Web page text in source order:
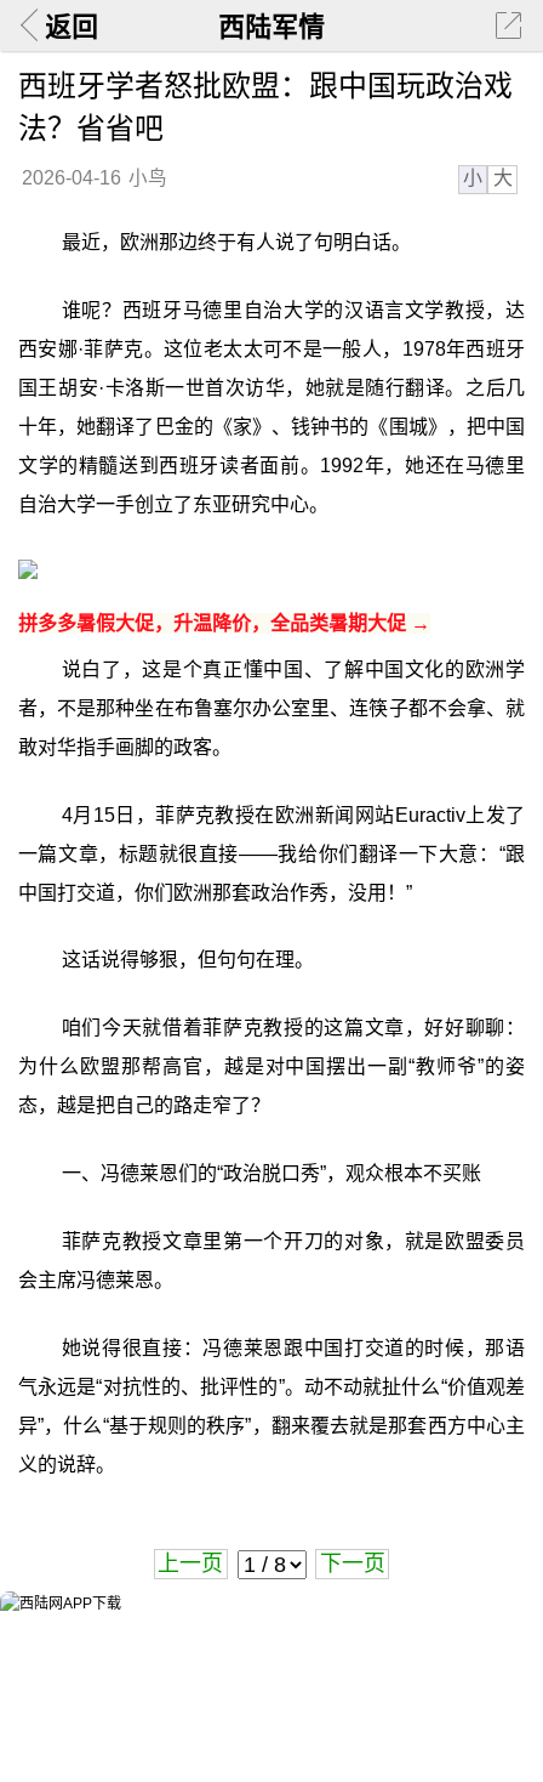
返回 西陆军情
西班牙学者怒批欧盟：跟中国玩政治戏
法？省省吧
2026-04-16 小鸟 小 大
最近，欧洲那边终于有人说了句明白话。
谁呢？西班牙马德里自治大学的汉语言文学教授，达
西安娜·菲萨克。这位老太太可不是一般人，1978年西班牙
国王胡安·卡洛斯一世首次访华，她就是随行翻译。之后几
十年，她翻译了巴金的《家》、钱钟书的《围城》，把中国
文学的精髓送到西班牙读者面前。1992年，她还在马德里
自治大学一手创立了东亚研究中心。
拼多多暑假大促，升温降价，全品类暑期大促 →
说白了，这是个真正懂中国、了解中国文化的欧洲学
者，不是那种坐在布鲁塞尔办公室里、连筷子都不会拿、就
敢对华指手画脚的政客。
4月15日，菲萨克教授在欧洲新闻网站Euractiv上发了
一篇文章，标题就很直接——我给你们翻译一下大意：“跟
中国打交道，你们欧洲那套政治作秀，没用！”
这话说得够狠，但句句在理。
咱们今天就借着菲萨克教授的这篇文章，好好聊聊：
为什么欧盟那帮高官，越是对中国摆出一副“教师爷”的姿
态，越是把自己的路走窄了？
一、冯德莱恩们的“政治脱口秀”，观众根本不买账
菲萨克教授文章里第一个开刀的对象，就是欧盟委员
会主席冯德莱恩。
她说得很直接：冯德莱恩跟中国打交道的时候，那语
气永远是“对抗性的、批评性的”。动不动就扯什么“价值观差
异”，什么“基于规则的秩序”，翻来覆去就是那套西方中心主
义的说辞。
上一页 下一页